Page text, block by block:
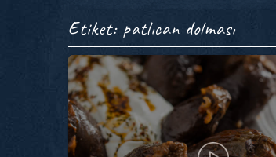
Etiket: patlıcan dolması